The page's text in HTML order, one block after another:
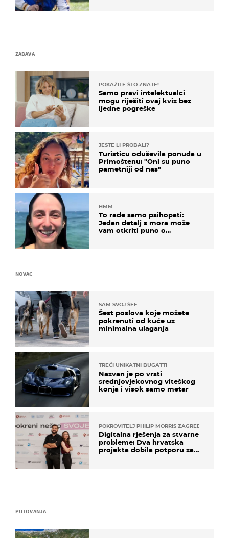
ZABAVA
POKAŽITE ŠTO ZNATE!
Samo pravi intelektualci
mogu riješiti ovaj kviz bez
ijedne pogreške
JESTE LI PROBALI?
Turisticu oduševila ponuda u
Primoštenu: "Oni su puno
pametniji od nas"
HMM…
To rade samo psihopati:
Jedan detalj s mora može
vam otkriti puno o
PUTOVANJA
NOVAC
SAM SVOJ ŠEF
Šest poslova koje možete
pokrenuti od kuće uz
minimalna ulaganja
TREĆI UNIKATNI BUGATTI
Nazvan je po vrsti
srednjovjekovnog viteškog
konja i visok samo metar
POKROVITELJ PHILIP MORRIS ZAGREB
Digitalna rješenja za stvarne
probleme: Dva hrvatska
projekta dobila potporu za